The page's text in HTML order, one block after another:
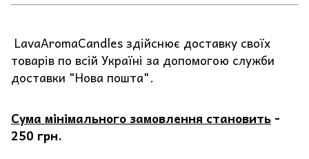
LavaAromaCandles здійснює доставку своїх
товарів по всій Україні за допомогою служби
доставки "Нова пошта".
Сума мінімального замовлення становить -
250 грн.